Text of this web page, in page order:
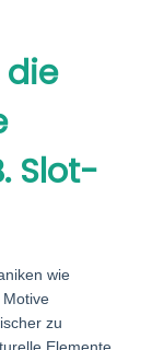
die
Slot-
wie
Motive
zu